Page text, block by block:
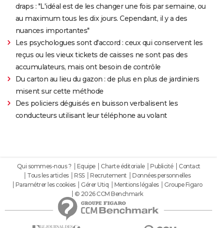
draps : "L'idéal est de les changer une fois par semaine, ou
au maximum tous les dix jours. Cependant, il y a des
nuances importantes"
Les psychologues sont d'accord : ceux qui conservent les
reçus ou les vieux tickets de caisses ne sont pas des
accumulateurs, mais ont besoin de contrôle
Du carton au lieu du gazon : de plus en plus de jardiniers
misent sur cette méthode
Des policiers déguisés en buisson verbalisent les
conducteurs utilisant leur téléphone au volant
Qui sommes-nous ? Equipe Charte éditoriale Publicité
Contact
Tous les articles
RSS Recrutement
Données personnelles
Paramétrer les cookies
Gérer Utiq Mentions légales
Groupe Figaro
© 2026 CCM Benchmark